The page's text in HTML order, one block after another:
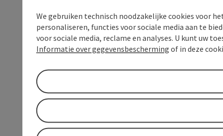
We gebruiken technisch noodzakelijke cookies voor
personaliseren, functies voor sociale media aan te
voor sociale media, reclame en analyses. U kunt uw
Informatie over gegevensbescherming of in deze